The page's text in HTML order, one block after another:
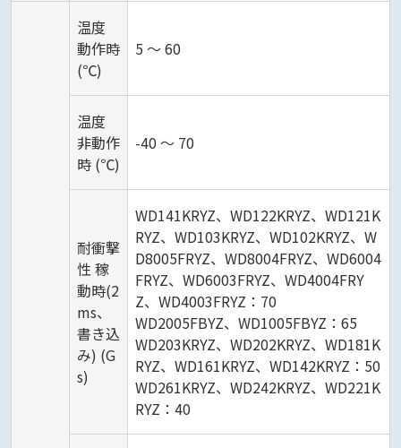
温度
動作時
(℃)
5 ～ 60
温度
非動作
時 (℃)
-40 ～ 70
耐衝撃
性 稼
動時(2
ms、
書き込
み) (G
s)
WD141KRYZ、WD122KRYZ、WD121K
RYZ、WD103KRYZ、WD102KRYZ、W
D8005FRYZ、WD8004FRYZ、WD6004
FRYZ、WD6003FRYZ、WD4004FRY
Z、WD4003FRYZ：70
WD2005FBYZ、WD1005FBYZ：65
WD203KRYZ、WD202KRYZ、WD181K
RYZ、WD161KRYZ、WD142KRYZ：50
WD261KRYZ、WD242KRYZ、WD221K
RYZ：40